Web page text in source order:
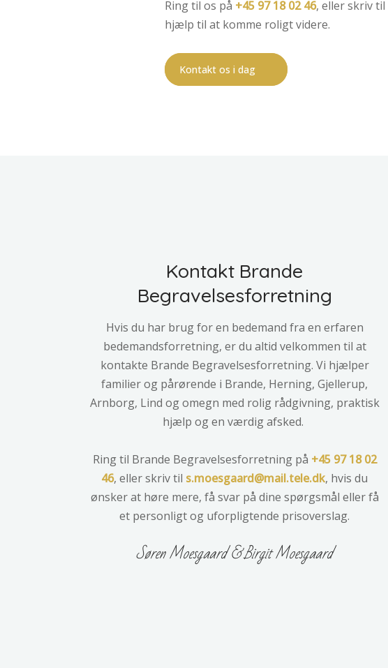
Ring til os på +45 97 18 02 46, eller skriv til
hjælp til at komme roligt videre.
Kontakt os i dag
Kontakt Brande
Begravelsesforretning
Hvis du har brug for en bedemand fra en erfaren
bedemandsforretning, er du altid velkommen til at
kontakte Brande Begravelsesforretning. Vi hjælper
familier og pårørende i Brande, Herning, Gjellerup,
Arnborg, Lind og omegn med rolig rådgivning, praktisk
hjælp og en værdig afsked.
Ring til Brande Begravelsesforretning på +45 97 18 02
46, eller skriv til s.moesgaard@mail.tele.dk, hvis du
ønsker at høre mere, få svar på dine spørgsmål eller få
et personligt og uforpligtende prisoverslag.
​Søren Moesgaard & Birgit Moesgaard